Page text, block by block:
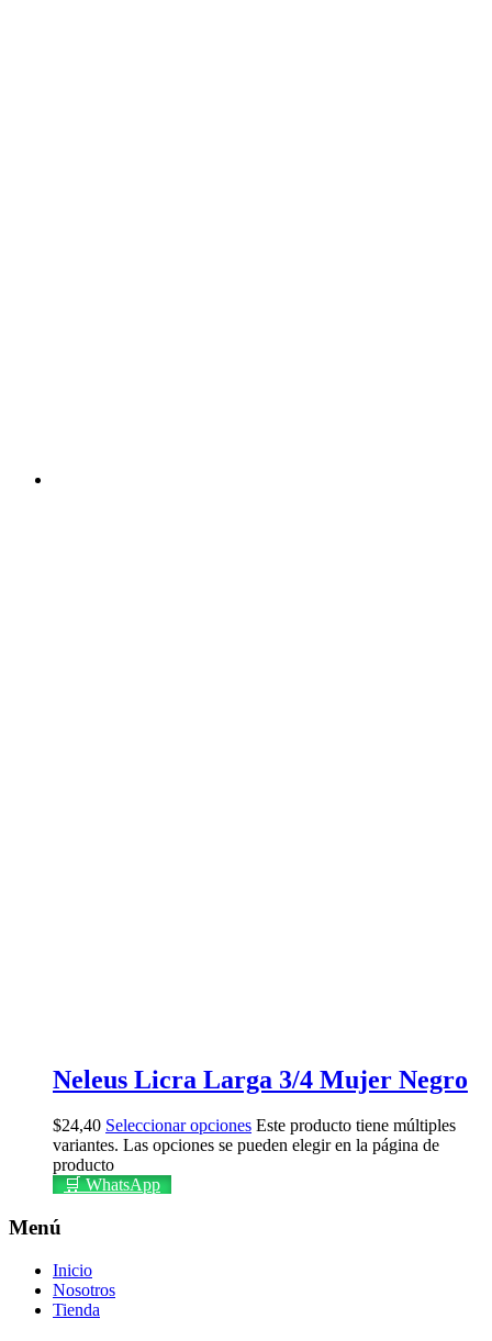
Neleus Licra Larga 3/4 Mujer Negro
$24,40 Seleccionar opciones Este producto tiene múltiples
variantes. Las opciones se pueden elegir en la página de
producto
🛒 WhatsApp
Menú
Inicio
Nosotros
Tienda